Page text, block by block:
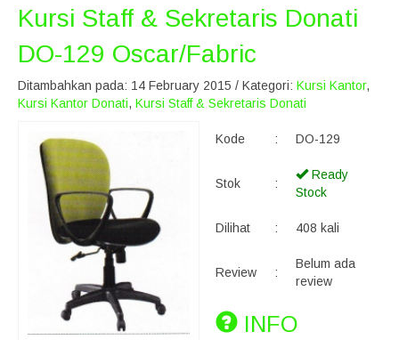
Kursi Staff & Sekretaris Donati
DO-129 Oscar/Fabric
Ditambahkan pada: 14 February 2015 / Kategori: Kursi Kantor,
Kursi Kantor Donati, Kursi Staff & Sekretaris Donati
Kode : DO-129
Stok :
Ready
Stock
Dilihat : 408 kali
Review :
Belum ada
review
INFO